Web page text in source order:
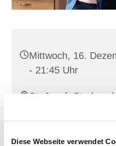
Diese Webseite verwendet
Mittwoch, 16.
- 21:45 Uhr
St. Josef,